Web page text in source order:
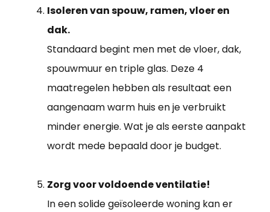
Isoleren van spouw, ramen, vloer en
dak.
Standaard begint men met de vloer, dak,
spouwmuur en triple glas. Deze 4
maatregelen hebben als resultaat een
aangenaam warm huis en je verbruikt
minder energie. Wat je als eerste aanpakt
wordt mede bepaald door je budget.
Zorg voor voldoende ventilatie!
In een solide geïsoleerde woning kan er